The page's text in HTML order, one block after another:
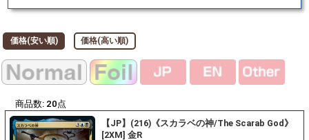
価格(安い順) 価格(高い順)
商品数: 20点
【JP】(216)《スカラベの神/The Scarab God》
[2XM] 金R